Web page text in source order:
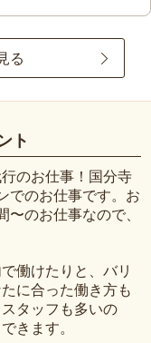
る
ト
のお仕事！国分寺
でのお仕事です。お
のお仕事なので、
働けたりと、バリ
に合った働き方も
タッフも多いの
きます。